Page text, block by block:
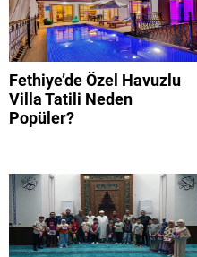
Fethiye’de Özel Havuzlu
Villa Tatili Neden
Popüler?